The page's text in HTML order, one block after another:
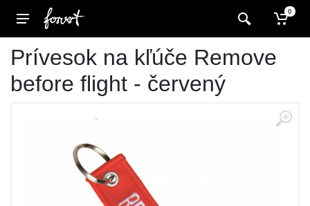
0
Prívesok na kľúče Remove
before flight - červený